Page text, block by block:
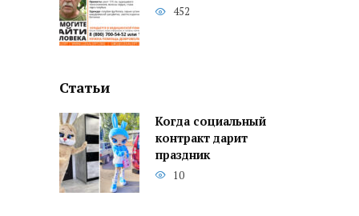
452
Статьи
Когда социальный
контракт дарит
праздник
10